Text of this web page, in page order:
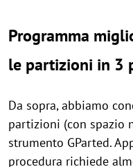
Programma
le partizioni in 3
Da sopra, abbiamo
partizioni (con spazio
strumento GParted.
procedura richiede